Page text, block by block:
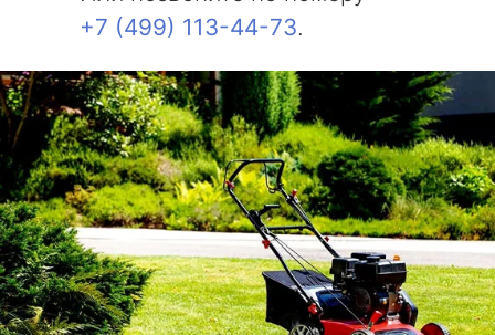
+7 (499) 113-44-73.